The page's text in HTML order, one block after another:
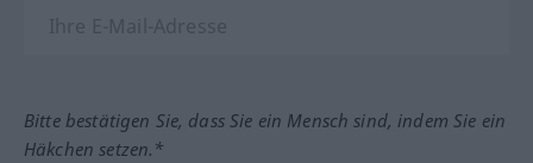
Bitte bestätigen Sie, dass Sie ein Mensch sind, indem Sie ein
Häkchen setzen.*